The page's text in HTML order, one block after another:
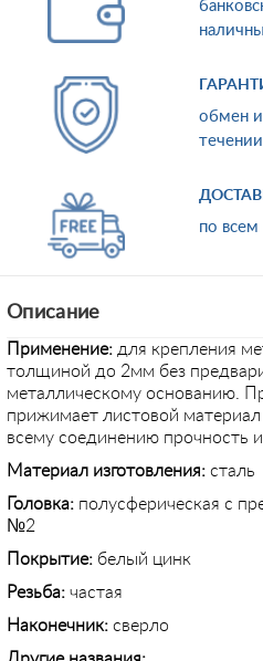
обмен и
по
Описание
Применение: для крепления
толщиной до 2мм без
металлическому основанию.
прижимает листовой
всему соединению прочность
Материал изготовления: сталь
Головка: полусферическая с
№2
Покрытие: белый цинк
Резьба: частая
Наконечник: сверло